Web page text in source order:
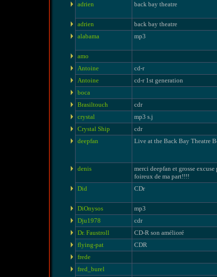
adrien
back bay theatre
adrien
back bay theatre
alabama
mp3
amo
Antoine
cd-r
Antoine
cd-r 1st generation
boca
Brasiltouch
cdr
crystal
mp3 s.j
Crystal Ship
cdr
deepfan
Live at the Back Bay Theatre
denis
merci deepfan et grosse excuse
foireux de ma part!!!!
Did
CDr
DiOnysos
mp3
Dju1978
cdr
Dr. Faustroll
CD-R son amélioré
flying-pat
CDR
frede
fred_burel